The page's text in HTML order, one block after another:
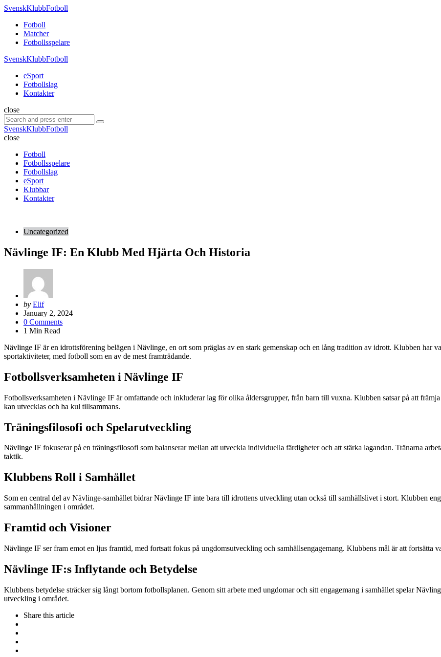
Menu
SvenskKlubbFotboll
Menu
Fotboll
Matcher
Fotbollsspelare
SvenskKlubbFotboll
eSport
Fotbollslag
Kontakter
Search
close
Search
for:
Search
SvenskKlubbFotboll
close
Fotboll
Fotbollsspelare
Fotbollslag
eSport
Klubbar
Kontakter
Uncategorized
Nävlinge IF: En Klubb Med Hjärta Och Historia
Posted
by
by Elif
January 2, 2024
0 Comments
1 Min Read
Nävlinge IF är en idrottsförening belägen i Nävlinge, en ort som präglas av en stark gemenskap och en lång tradition av idrott. Klubben har
sportaktiviteter, med fotboll som en av de mest framträdande.
Fotbollsverksamheten i Nävlinge IF
Fotbollsverksamheten i Nävlinge IF är omfattande och inkluderar lag för olika åldersgrupper, från barn till vuxna. Klubben satsar på att
kan utvecklas och ha kul tillsammans.
Träningsfilosofi och Spelarutveckling
Nävlinge IF fokuserar på en träningsfilosofi som balanserar mellan att utveckla individuella färdigheter och att stärka lagandan. Tränarna
taktik.
Klubbens Roll i Samhället
Som en central del av Nävlinge-samhället bidrar Nävlinge IF inte bara till idrottens utveckling utan också till samhällslivet i stort. Klubben
sammanhållningen i området.
Framtid och Visioner
Nävlinge IF ser fram emot en ljus framtid, med fortsatt fokus på ungdomsutveckling och samhällsengagemang. Klubbens mål är att fortsätta
Nävlinge IF:s Inflytande och Betydelse
Klubbens betydelse sträcker sig långt bortom fotbollsplanen. Genom sitt arbete med ungdomar och sitt engagemang i samhället spelar
utveckling i området.
Share this article